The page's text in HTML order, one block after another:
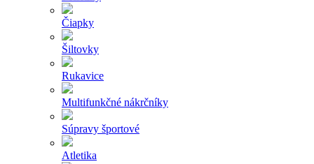
Čiapky
Šiltovky
Rukavice
Multifunkčné nákrčníky
Súpravy športové
Atletika